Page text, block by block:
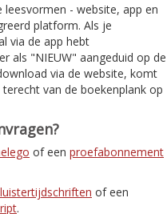
leesvormen - website, app en
platform. Als je
via de app hebt
als "NIEUW" aangeduid op de
via de website, komt
van de boekenplank op
of een proefabonnement
of een
.